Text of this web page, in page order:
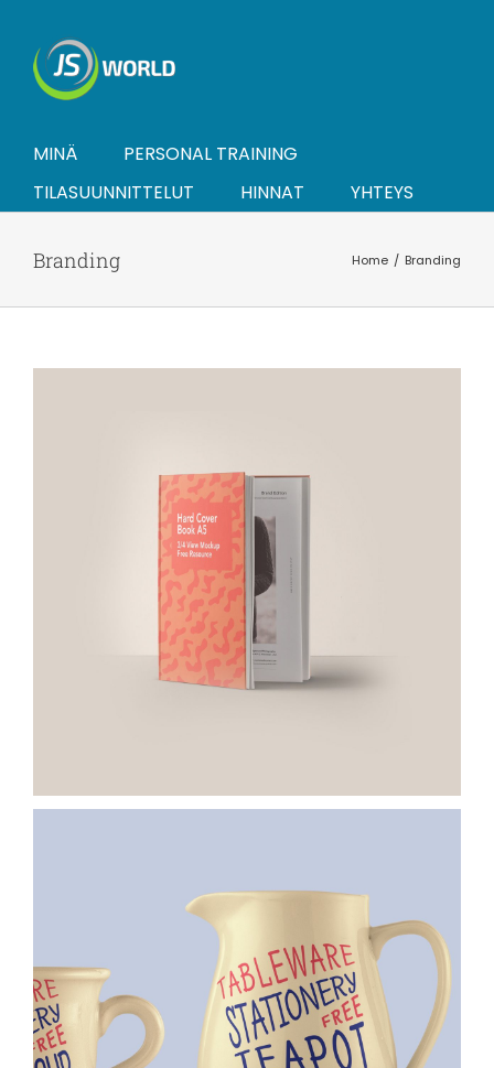
content
MINÄ
PERSONAL TRAINING
TILASUUNNITTELUT
HINNAT YHTEYS
Branding Home Branding